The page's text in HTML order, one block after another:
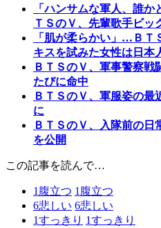
「ハンサムな軍人、誰
ＴＳのＶ、先輩歌手ビッ
「肌が柔らかい」…ＢＴ
キスを試みた女性は日本
ＢＴＳのＶ、軍事警察
たびに命中
ＢＴＳのＶ、軍服姿の
に
ＢＴＳのＶ、入隊前の日
を公開
この記事を読んで…
1 腹立つ 1 腹立つ
6悲しい 6悲しい
1すっきり 1すっきり